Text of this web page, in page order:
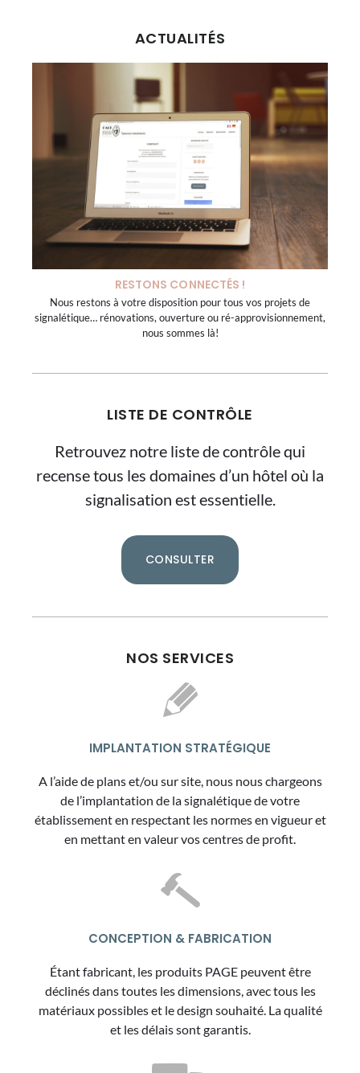
ACTUALITÉS
RESTONS CONNECTÉS !
Nous restons à votre disposition pour tous vos projets de
signalétique… rénovations, ouverture ou ré-approvisionnement,
nous sommes là!
LISTE DE CONTRÔLE
Retrouvez notre liste de contrôle qui
recense tous les domaines d’un hôtel où la
signalisation est essentielle.
CONSULTER
NOS SERVICES
IMPLANTATION STRATÉGIQUE
A l’aide de plans et/ou sur site, nous nous chargeons
de l’implantation de la signalétique de votre
établissement en respectant les normes en vigueur et
en mettant en valeur vos centres de profit.
CONCEPTION & FABRICATION
Étant fabricant, les produits PAGE peuvent être
déclinés dans toutes les dimensions, avec tous les
matériaux possibles et le design souhaité. La qualité
et les délais sont garantis.